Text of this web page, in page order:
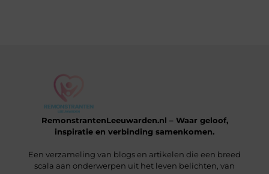
RemonstrantenLeeuwarden.nl – Waar geloof,
inspiratie en verbinding samenkomen.
Een verzameling van blogs en artikelen die een breed
scala aan onderwerpen uit het leven belichten, van